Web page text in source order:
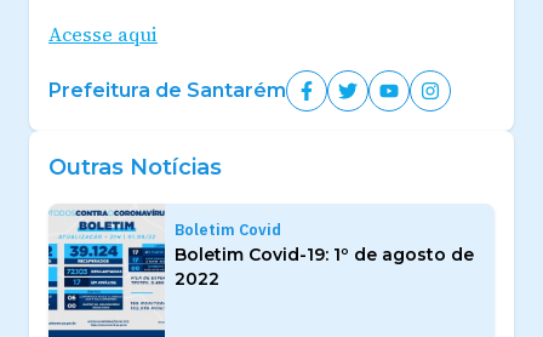
Acesse aqui
Prefeitura de Santarém
Outras Notícias
Boletim Covid
Boletim Covid-19: 1º de agosto de
2022